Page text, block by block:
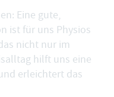
Eine gute,
ist für uns Physios
nicht nur im
hilft uns eine
erleichtert das